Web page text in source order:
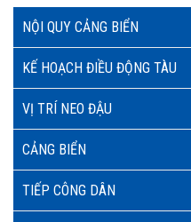
NỘI QUY CẢNG BIỂN
KẾ HOẠCH ĐIỀU ĐỘNG TÀU
VỊ TRÍ NEO ĐẬU
CẢNG BIỂN
TIẾP CÔNG DÂN